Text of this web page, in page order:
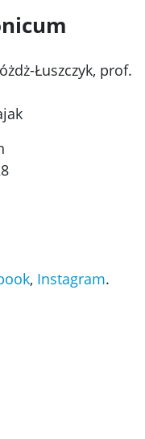
Łuszczyk, prof.
, Instagram.